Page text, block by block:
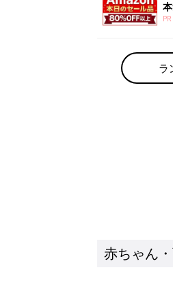
赤ちゃん
育児日記・マンガ